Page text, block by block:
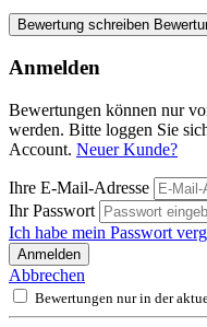
Bewertung schreiben
Anmelden
Bewertungen können nur
werden. Bitte loggen Sie
Account. Neuer Kunde?
Ihre E-Mail-Adresse
Ihr Passwort
Ich habe mein Passwort
Anmelden
Abbrechen
Bewertungen nur in der